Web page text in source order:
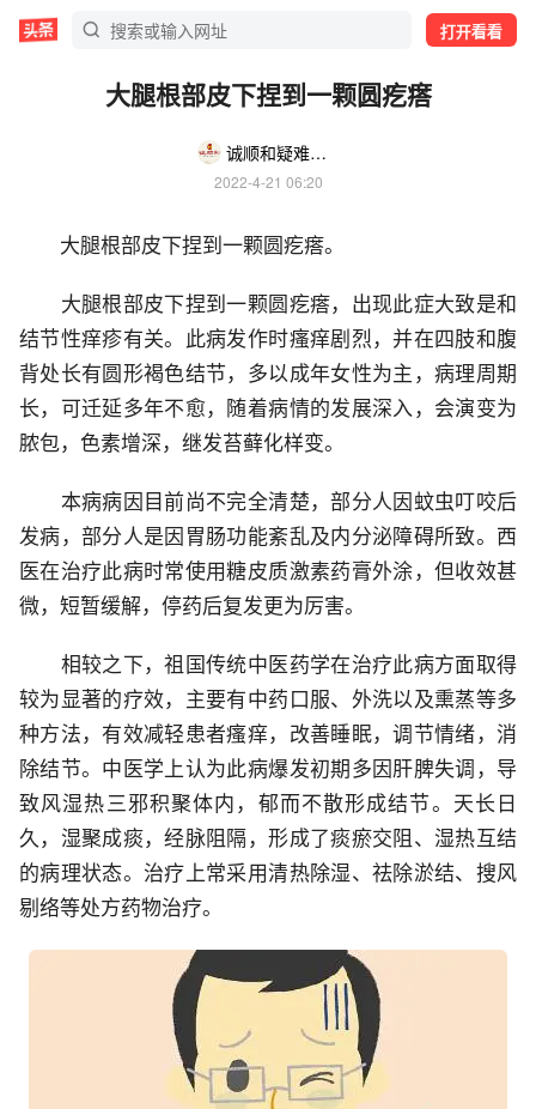
打开看看
大腿根部皮下捏到一颗圆疙瘩
诚顺和疑难杂症专家号
2022-4-21 06:20
大腿根部皮下捏到一颗圆疙瘩。
大腿根部皮下捏到一颗圆疙瘩，出现此症大致是和
结节性痒疹有关。此病发作时瘙痒剧烈，并在四肢和腹
背处长有圆形褐色结节，多以成年女性为主，病理周期
长，可迁延多年不愈，随着病情的发展深入，会演变为
脓包，色素增深，继发苔藓化样变。
本病病因目前尚不完全清楚，部分人因蚊虫叮咬后
发病，部分人是因胃肠功能紊乱及内分泌障碍所致。西
医在治疗此病时常使用糖皮质激素药膏外涂，但收效甚
微，短暂缓解，停药后复发更为厉害。
相较之下，祖国传统中医药学在治疗此病方面取得
较为显著的疗效，主要有中药口服、外洗以及熏蒸等多
种方法，有效减轻患者瘙痒，改善睡眠，调节情绪，消
除结节。中医学上认为此病爆发初期多因肝脾失调，导
致风湿热三邪积聚体内，郁而不散形成结节。天长日
久，湿聚成痰，经脉阻隔，形成了痰瘀交阻、湿热互结
的病理状态。治疗上常采用清热除湿、祛除淤结、搜风
剔络等处方药物治疗。